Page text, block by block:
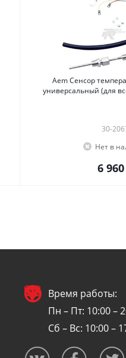
Aem Сенсор
универсальный (для
30-
Нет в
6
Время работы:
Пн – Пт: 10:00 –
Сб – Вс: 10:00 –